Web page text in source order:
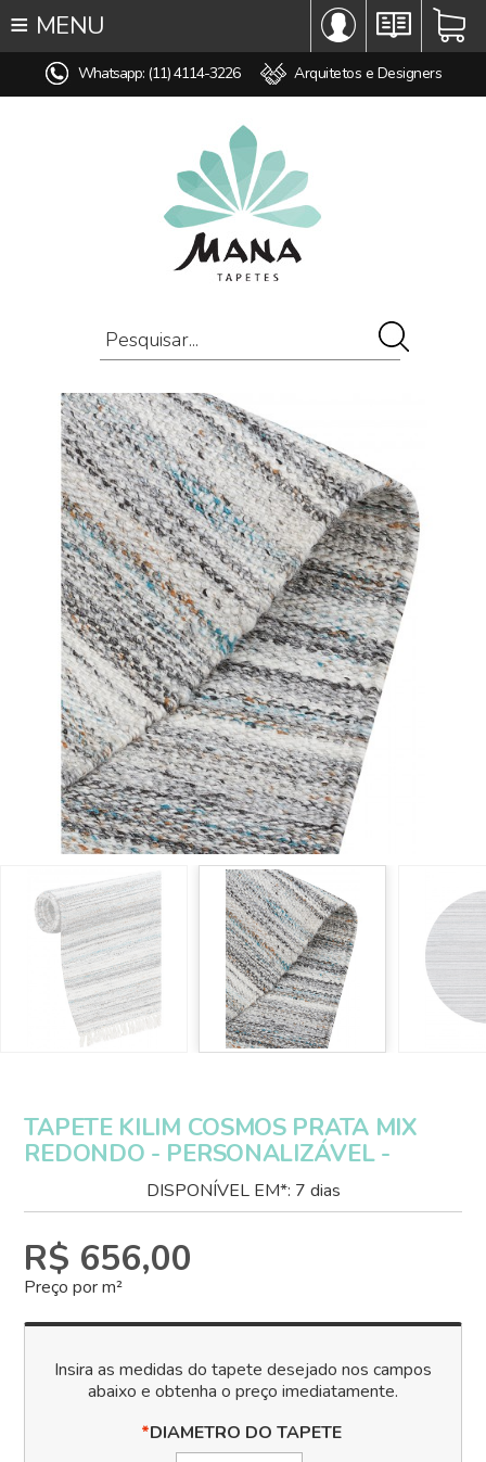
∞ TODOS OS TAPETES
♥ TAPETES SOB MEDIDA
COMPOSIÇÃO
OFERTAS
≡ MENU
Whatsapp: (11) 4114-3226 Arquitetos e Designers
TAPETE KILIM COSMOS PRATA MIX
REDONDO - PERSONALIZÁVEL -
DISPONÍVEL EM*: 7 dias
R$ 656,00
Preço por m²
*DIAMETRO DO TAPETE